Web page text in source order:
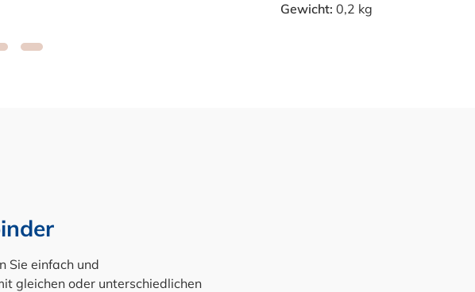
Gewicht: 0,2 kg
Sie einfach und
gleichen oder unterschiedlichen